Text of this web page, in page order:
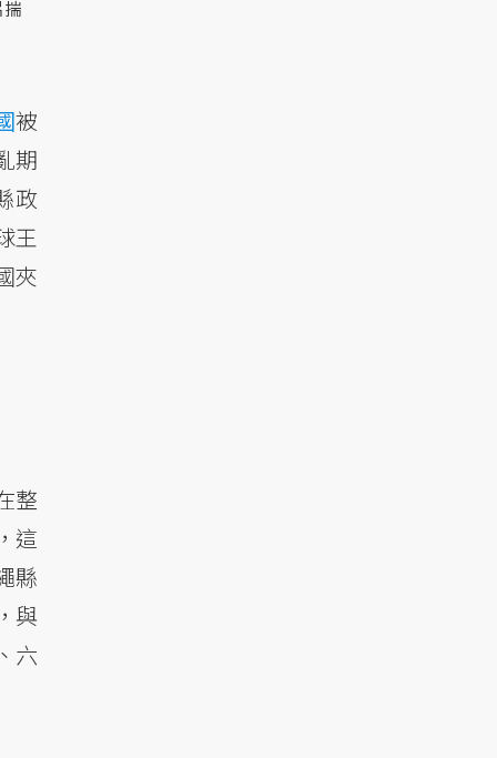
揣
被
期
政
王
夾
整
這
縣
與
六